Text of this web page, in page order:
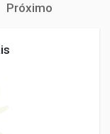
Próximo